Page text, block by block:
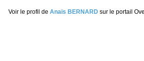
Voir le profil de Anaïs BERNARDsur le portail